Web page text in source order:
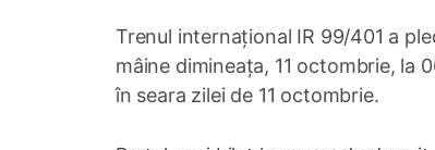
Trenul internațional IR 99/401 a
mâine dimineața, 11 octombrie, la
în seara zilei de 11 octombrie.